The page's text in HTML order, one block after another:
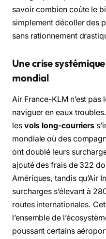
savoir combien coûte le
simplement décoller des
sans rationnement
Une crise
mondial
Air France-KLM n’est pas
naviguer en eaux
les vols long-courriers
mondiale où des
ont doublé leurs
ajouté des frais de 322
Amériques, tandis qu’Air
surcharges s’élevant à
routes internationales.
l’ensemble de
poussant certains